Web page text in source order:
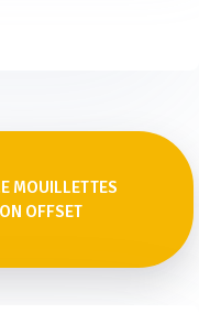
MOUILLETTES
OFFSET